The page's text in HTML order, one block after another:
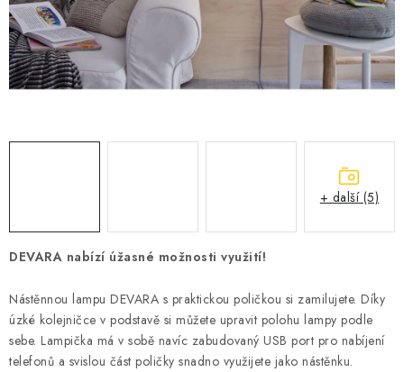
BLOG
OBCHODNÍ PODMÍNKY
KONTAKTY
Podmínky ochrany osobních údajů
DEVARA nabízí úžasné možnosti využití!
Nástěnnou lampu DEVARA s praktickou poličkou si zamilujete. Díky
úzké kolejničce v podstavě si můžete upravit polohu lampy podle
sebe. Lampička má v sobě navíc zabudovaný USB port pro nabíjení
telefonů a svislou část poličky snadno využijete jako nástěnku.
+ další (5)